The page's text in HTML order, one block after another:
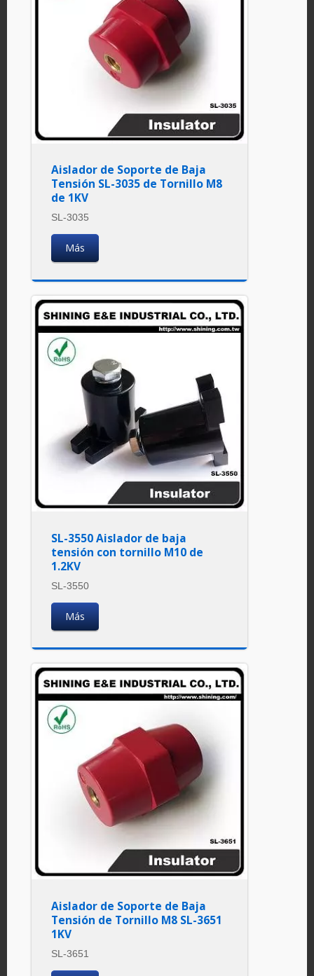
Aislador de Soporte de Baja
Tensión SL-3035 de Tornillo M8
de 1KV
SL-3035
Más
SL-3550 Aislador de baja
tensión con tornillo M10 de
1.2KV
SL-3550
Más
Aislador de Soporte de Baja
Tensión de Tornillo M8 SL-3651
1KV
SL-3651